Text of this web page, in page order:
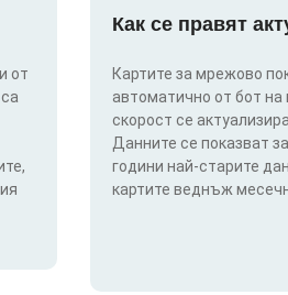
от
Как се правят
Картите за мрежово
автоматично от бот на
скорост се
Данните се показват
години най-старите
картите веднъж